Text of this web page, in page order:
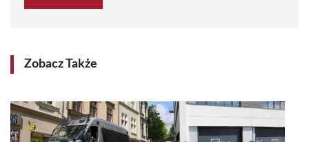
Zobacz Także